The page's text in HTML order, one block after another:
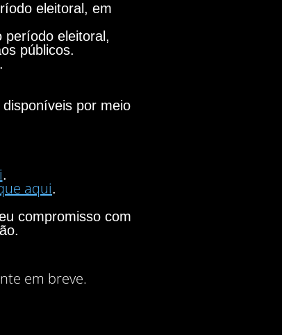
eleitoral, em
período eleitoral,
públicos.
por meio
.
aqui.
compromisso com
em breve.